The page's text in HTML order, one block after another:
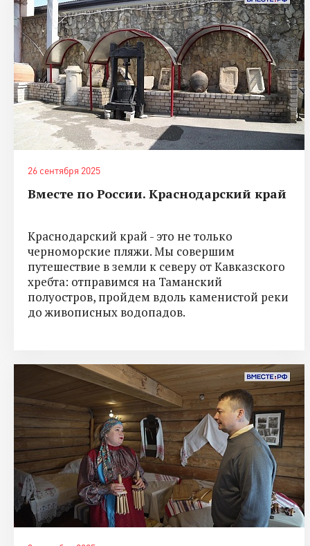
26 сентября 2025
Вместе по России. Краснодарский край
Краснодарский край - это не только
черноморские пляжи. Мы совершим
путешествие в земли к северу от Кавказского
хребта: отправимся на Таманский
полуостров, пройдем вдоль каменистой реки
до живописных водопадов.